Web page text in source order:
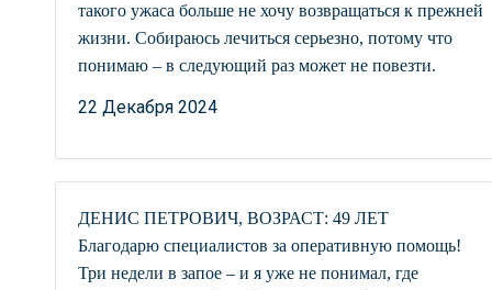
такого ужаса больше не хочу возвращаться к прежней
жизни. Собираюсь лечиться серьезно, потому что
понимаю – в следующий раз может не повезти.
22 Декабря 2024
ДЕНИС ПЕТРОВИЧ, ВОЗРАСТ: 49 ЛЕТ
Благодарю специалистов за оперативную помощь!
Три недели в запое – и я уже не понимал, где